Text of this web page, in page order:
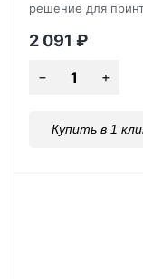
решение для
2 091 ₽
Купить в 1